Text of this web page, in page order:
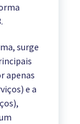
surge
apenas
e a